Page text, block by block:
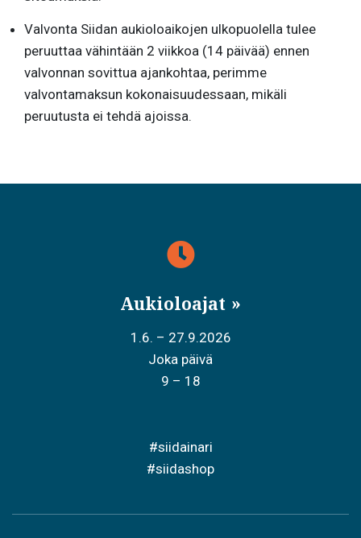
Valvonta Siidan aukioloaikojen ulkopuolella tulee
peruuttaa vähintään 2 viikkoa (14 päivää) ennen
valvonnan sovittua ajankohtaa, perimme
valvontamaksun kokonaisuudessaan, mikäli
peruutusta ei tehdä ajoissa.
Aukioloajat
1.6. – 27.9.2026
Joka päivä
9 – 18
#siidainari
#siidashop